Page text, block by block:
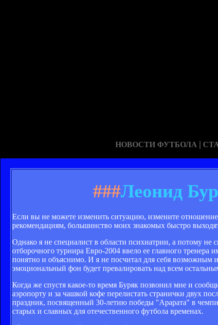
НОВОСТИ ФУТБОЛА |
###Леонид
Если вы не можете изменить ситуацию, измените
рекомендациям, большинство моих знакомых быстро
Однако я не специалист в области психиатрии, а потому не
отборочного турнира Евро-2004 ввело ее главного тренера
понятно и объяснимо. И я не посчитал для себя возможным
эмоциональный фон будет превалировать над всем
Когда же спустя какое-то время Буряк позвонил мне и
аэропорту и за чашкой кофе перелистать странички двух
праздник, посвященный 30-летию победы "Арарата" в
старых и славных для отечественного футбола временах.